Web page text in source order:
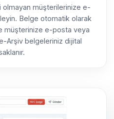
müşterilerinize e-
Belge otomatik olarak
müşterinize e-posta veya
Arşiv belgeleriniz dijital